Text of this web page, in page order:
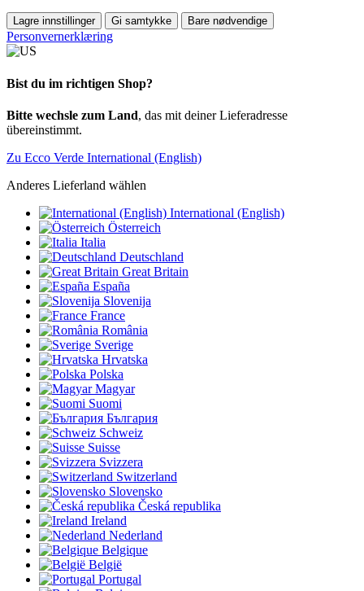
Lagre innstillinger Gi samtykke Bare nødvendige
Personvernerklæring
Bist du im richtigen Shop?
Bitte wechsle zum Land, das mit deiner Lieferadresse
übereinstimmt.
Zu Ecco Verde International (English)
Anderes Lieferland wählen
International (English)
Österreich
Italia
Deutschland
Great Britain
España
Slovenija
France
România
Sverige
Hrvatska
Polska
Magyar
Suomi
България
Schweiz
Suisse
Svizzera
Switzerland
Slovensko
Česká republika
Ireland
Nederland
Belgique
België
Portugal